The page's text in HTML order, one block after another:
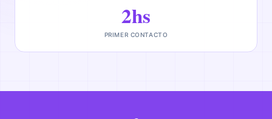
2hs
PRIMER CONTACTO